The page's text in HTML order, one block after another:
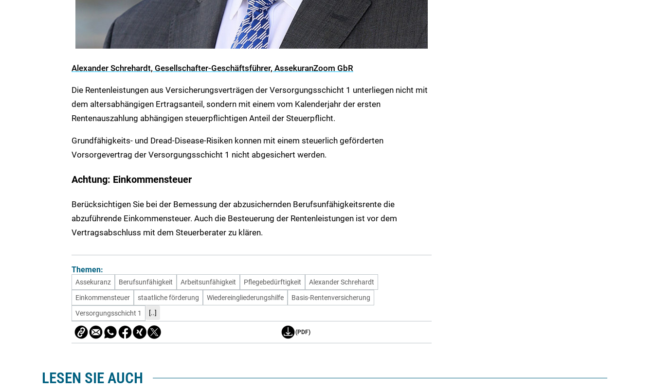
Alexander Schrehardt, Gesellschafter-Geschäftsführer, AssekuranZoom GbR
Die Rentenleistungen aus Versicherungsverträgen der Versorgungsschicht 1 unterliegen nicht mit
dem altersabhängigen Ertragsanteil, sondern mit einem vom Kalenderjahr der ersten
Rentenauszahlung abhängigen steuerpflichtigen Anteil der Steuerpflicht.
Grundfähigkeits- und Dread-Disease-Risiken konnen mit einem steuerlich geförderten
Vorsorgevertrag der Versorgungsschicht 1 nicht abgesichert werden.
Achtung: Einkommensteuer
Berücksichtigen Sie bei der Bemessung der abzusichernden Berufsunfähigkeitsrente die
abzuführende Einkommensteuer. Auch die Besteuerung der Rentenleistungen ist vor dem
Vertragsabschluss mit dem Steuerberater zu klären.
Themen:
Assekuranz Berufsunfähigkeit Arbeitsunfähigkeit Pflegebedürftigkeit
Alexander Schrehardt
Einkommensteuer
staatliche förderung Wiedereingliederungshilfe
Basis-Rentenversicherung
Versorgungsschicht 1
[..]
(PDF)
LESEN SIE AUCH